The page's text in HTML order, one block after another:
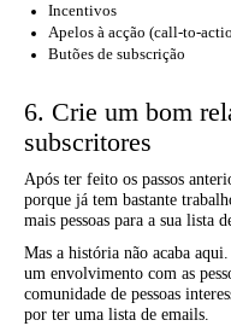
Incentivos
Apelos à acção (call-to-
Butões de subscrição
6. Crie um bom
subscritores
Após ter feito os passos
porque já tem bastante
mais pessoas para a sua lista
Mas a história não acaba
um envolvimento com as
comunidade de pessoas
por ter uma lista de emails.